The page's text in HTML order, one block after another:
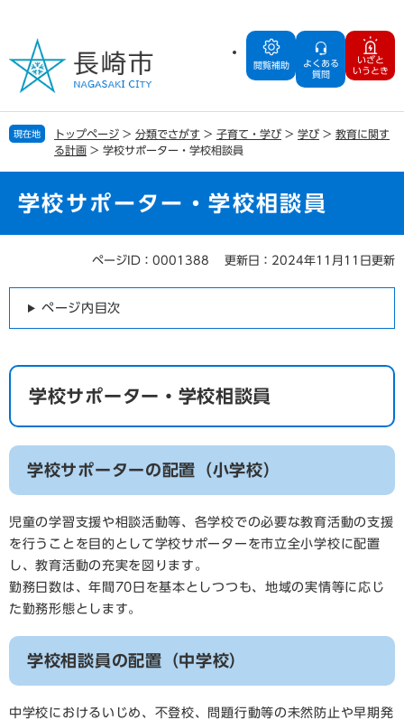
の
で
す
ー
ば
し
閲覧補助
よくある
質問
いざと
いうとき
現在地 トップページ > 分類でさがす > 子育て・学び > 学び > 教育に関す
る計画 > 学校サポーター・学校相談員
学校サポーター・学校相談員
ページID：0001388 更新日：2024年11月11日更新
ページ内目次
学校サポーター・学校相談員
学校サポーターの配置（小学校）
児童の学習支援や相談活動等、各学校での必要な教育活動の支援
を行うことを目的として学校サポーターを市立全小学校に配置
し、教育活動の充実を図ります。
勤務日数は、年間70日を基本としつつも、地域の実情等に応じ
た勤務形態とします。
学校相談員の配置（中学校）
中学校におけるいじめ、不登校、問題行動等の未然防止や早期発